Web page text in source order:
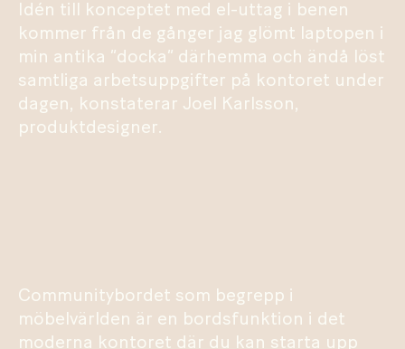
Idén till konceptet med el-uttag i benen
kommer från de gånger jag glömt laptopen i
min antika ”docka” därhemma och ändå löst
samtliga arbetsuppgifter på kontoret under
dagen, konstaterar Joel Karlsson,
produktdesigner.
Communitybordet som begrepp i
möbelvärlden är en bordsfunktion i det
moderna kontoret där du kan starta upp